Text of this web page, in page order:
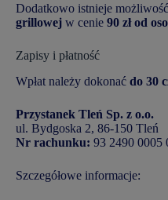
Dodatkowo istnieje
grillowej w cenie 90 zł od
Zapisy i płatność
Wpłat należy dokonać do 30
Przystanek Tleń Sp. z o.o.
ul. Bydgoska 2, 86-150 Tleń
Nr rachunku: 93 2490 0005
Szczegółowe informacje: